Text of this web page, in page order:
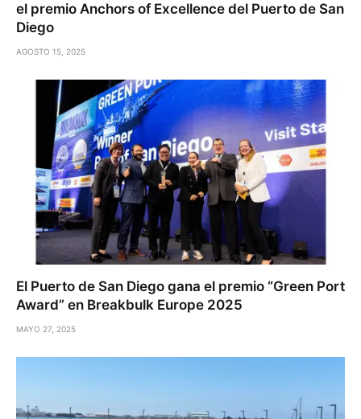
el premio Anchors of Excellence del Puerto de San
Diego
AGOSTO 15, 2025
El Puerto de San Diego gana el premio “Green Port
Award” en Breakbulk Europe 2025
MAYO 27, 2025